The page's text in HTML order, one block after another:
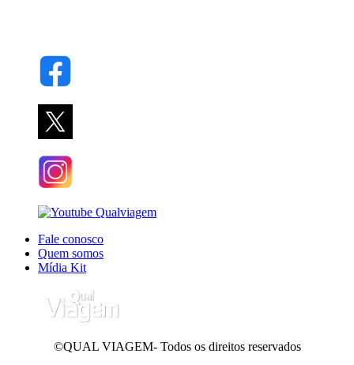
Fale conosco
Quem somos
Mídia Kit
©QUAL VIAGEM- Todos os direitos reservados